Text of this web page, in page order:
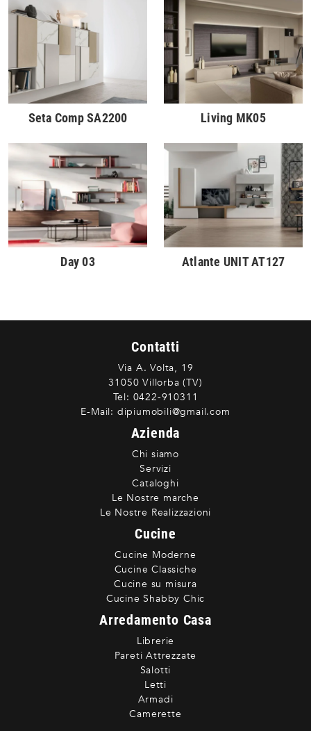
Seta Comp SA2200 Living MK05
Day 03 Atlante UNIT AT127
Contatti
Via A. Volta, 19
31050 Villorba (TV)
Tel: 0422-910311
E-Mail: dipiumobili@gmail.com
Azienda
Chi siamo
Servizi
Cataloghi
Le Nostre marche
Le Nostre Realizzazioni
Cucine
Cucine Moderne
Cucine Classiche
Cucine su misura
Cucine Shabby Chic
Arredamento Casa
Librerie
Pareti Attrezzate
Salotti
Letti
Armadi
Camerette